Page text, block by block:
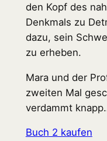
den Kopf des
Denkmals zu
dazu, sein
zu erheben.
Mara und der
zweiten Mal
verdammt
Buch 2 kaufen